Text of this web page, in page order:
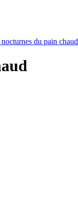
du pain chaud